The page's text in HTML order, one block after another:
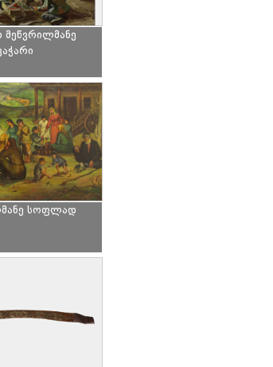
მეწვრილმანე
სოფლად